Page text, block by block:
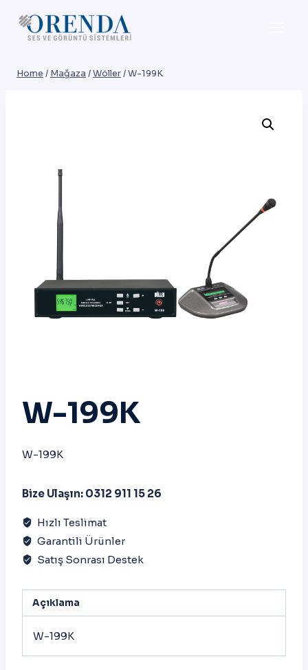
Home / Mağaza /Wöller/W-199K
W-199K
W-199K
Bize Ulaşın: 0312 911 15 26
Hızlı Teslimat
Garantili Ürünler
Satış Sonrası Destek
Açıklama
W-199K